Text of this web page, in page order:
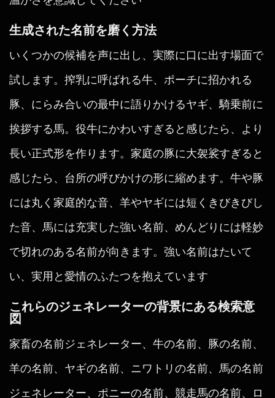
生成された名前を磨く方法
いくつかの候補を声に出し、実際に口に出す場面で
試します。搾乳に呼ばれる牛、ポーチに招かれる
豚、にらみ合いの最中に語りかけるヤギ、騎乗前に
挨拶する馬。役牛にかわいすぎると感じたら、より
長い正式形を作ります。家庭の豚に大袈裟すぎると
感じたら、台所の呼びかけの形に縮めます。牛や豚
には丸く家庭的な音、羊やヤギには短くきびきびし
た音、馬には充実した強い名前、めんどりには軽妙
で切れのある名前が向きます。強い名前はたいて
い、実用と愛情のふたつを抱えています
これらのジェネレーターの背景にある検索意
図
家畜の名前ジェネレーター、牛の名前、豚の名前、
羊の名前、ヤギの名前、ニワトリの名前、馬の名前
ジェネレーター、ポニーの名前、競走馬の名前、ロ